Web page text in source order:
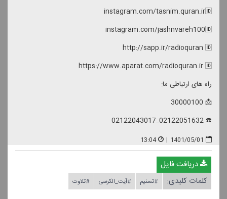
instagram.com/tasnim.quran.ir🆔
instagram.com/jashnvareh100🆔
http://sapp.ir/radioquran 🆔
https://www.aparat.com/radioquran.ir 🆔
راه های ارتباطی ما:
📩 30000100
☎️ 02122051632_02122043017
1401/05/01
|
13:04
دریافت فایل
کلمات کلیدی:
#تسنیم #آیت_الكرسی #تلاوت